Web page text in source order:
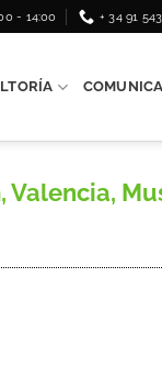
- 14:00 + 34 91
Valencia,